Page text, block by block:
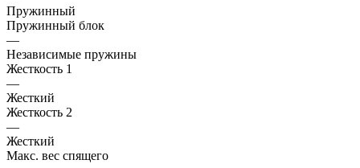
Пружинный
Пружинный блок
—
Независимые пружины
Жесткость 1
—
Жесткий
Жесткость 2
—
Жесткий
Макс. вес спящего